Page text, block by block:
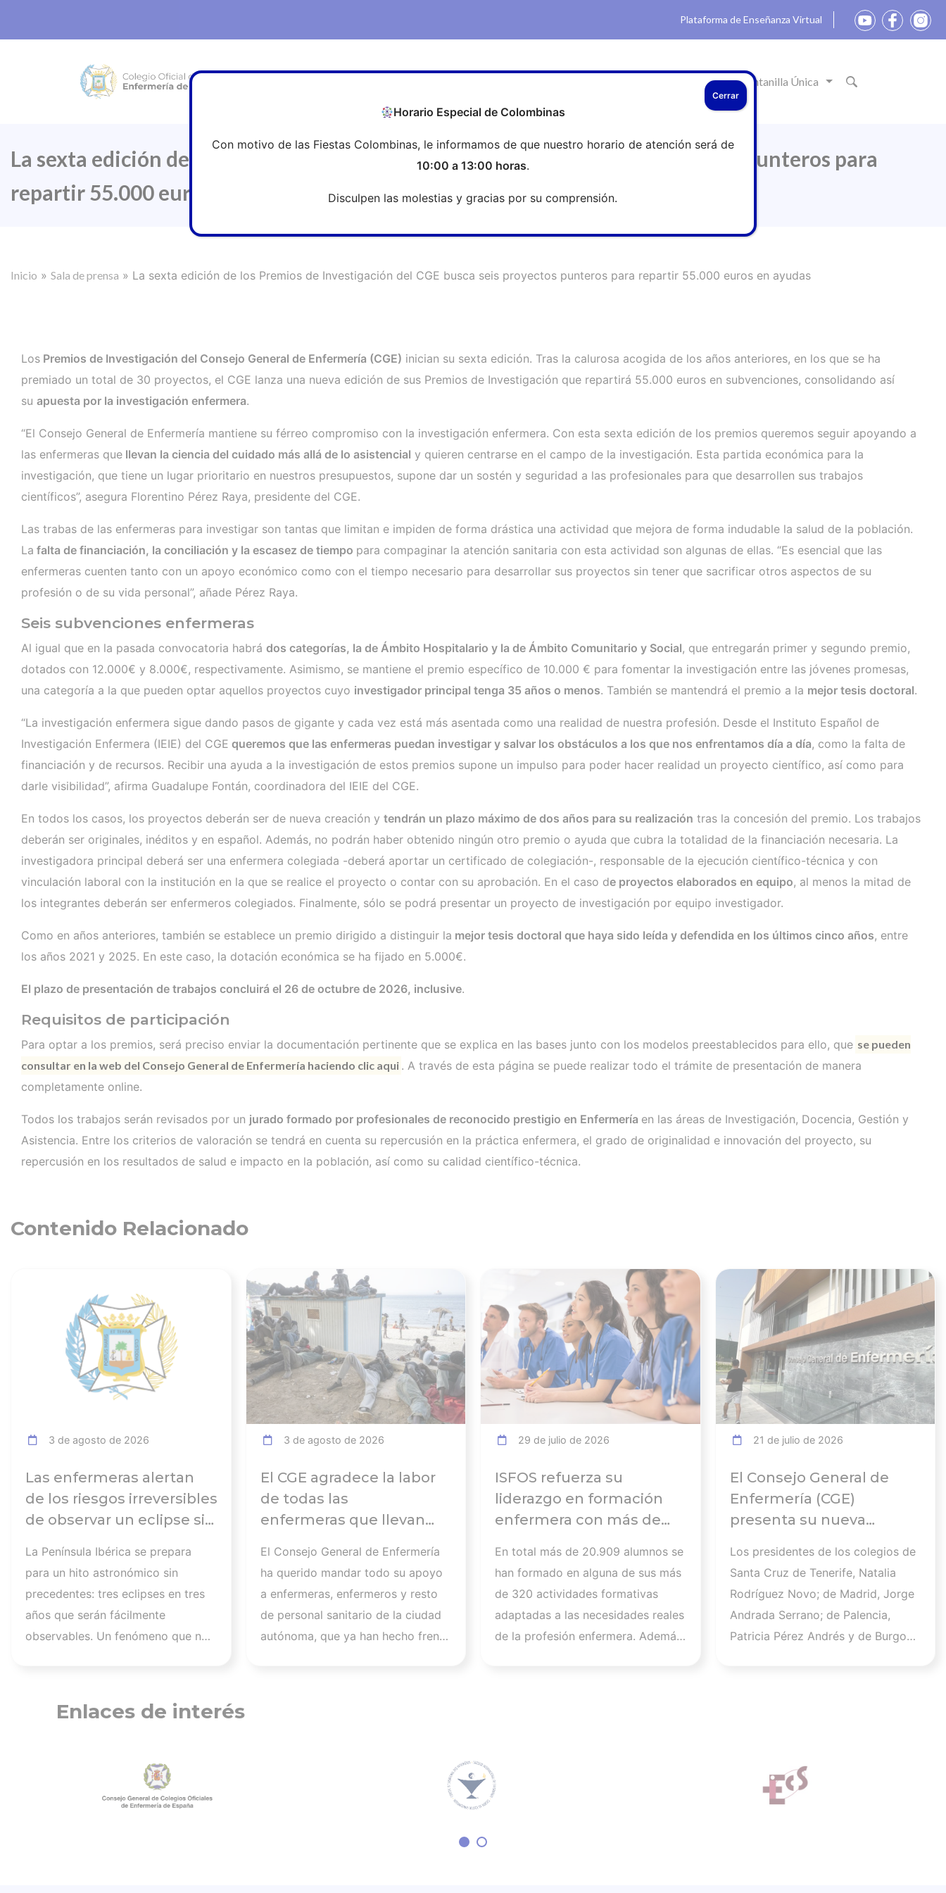
Plataforma de Enseñanza Virtual
Actualidad Ventanilla Única
La sexta edición de los Premios de Investigación del CGE busca seis proyectos punteros para
repartir 55.000 euros en ayudas
Inicio » Sala de prensa » La sexta edición de los Premios de Investigación del CGE busca seis proyectos punteros para repartir 55.000 euros en ayudas
Los Premios de Investigación del Consejo General de Enfermería (CGE) inician su sexta edición. Tras la calurosa acogida de los años anteriores, en los que se ha
premiado un total de 30 proyectos, el CGE lanza una nueva edición de sus Premios de Investigación que repartirá 55.000 euros en subvenciones, consolidando así
su apuesta por la investigación enfermera.
“El Consejo General de Enfermería mantiene su férreo compromiso con la investigación enfermera. Con esta sexta edición de los premios queremos seguir apoyando a
las enfermeras que llevan la ciencia del cuidado más allá de lo asistencial y quieren centrarse en el campo de la investigación. Esta partida económica para la
investigación, que tiene un lugar prioritario en nuestros presupuestos, supone dar un sostén y seguridad a las profesionales para que desarrollen sus trabajos
científicos”, asegura Florentino Pérez Raya, presidente del CGE.
Las trabas de las enfermeras para investigar son tantas que limitan e impiden de forma drástica una actividad que mejora de forma indudable la salud de la población.
La falta de financiación, la conciliación y la escasez de tiempo para compaginar la atención sanitaria con esta actividad son algunas de ellas. “Es esencial que las
enfermeras cuenten tanto con un apoyo económico como con el tiempo necesario para desarrollar sus proyectos sin tener que sacrificar otros aspectos de su
profesión o de su vida personal”, añade Pérez Raya.
Seis subvenciones enfermeras
Al igual que en la pasada convocatoria habrá dos categorías, la de Ámbito Hospitalario y la de Ámbito Comunitario y Social, que entregarán primer y segundo premio,
dotados con 12.000€ y 8.000€, respectivamente. Asimismo, se mantiene el premio específico de 10.000 € para fomentar la investigación entre las jóvenes promesas,
una categoría a la que pueden optar aquellos proyectos cuyo investigador principal tenga 35 años o menos. También se mantendrá el premio a la mejor tesis doctoral.
“La investigación enfermera sigue dando pasos de gigante y cada vez está más asentada como una realidad de nuestra profesión. Desde el Instituto Español de
Investigación Enfermera (IEIE) del CGE queremos que las enfermeras puedan investigar y salvar los obstáculos a los que nos enfrentamos día a día, como la falta de
financiación y de recursos. Recibir una ayuda a la investigación de estos premios supone un impulso para poder hacer realidad un proyecto científico, así como para
darle visibilidad”, afirma Guadalupe Fontán, coordinadora del IEIE del CGE.
En todos los casos, los proyectos deberán ser de nueva creación y tendrán un plazo máximo de dos años para su realización tras la concesión del premio. Los trabajos
deberán ser originales, inéditos y en español. Además, no podrán haber obtenido ningún otro premio o ayuda que cubra la totalidad de la financiación necesaria. La
investigadora principal deberá ser una enfermera colegiada -deberá aportar un certificado de colegiación-, responsable de la ejecución científico-técnica y con
vinculación laboral con la institución en la que se realice el proyecto o contar con su aprobación. En el caso de proyectos elaborados en equipo, al menos la mitad de
los integrantes deberán ser enfermeros colegiados. Finalmente, sólo se podrá presentar un proyecto de investigación por equipo investigador.
Como en años anteriores, también se establece un premio dirigido a distinguir la mejor tesis doctoral que haya sido leída y defendida en los últimos cinco años, entre
los años 2021 y 2025. En este caso, la dotación económica se ha fijado en 5.000€.
El plazo de presentación de trabajos concluirá el 26 de octubre de 2026, inclusive.
Requisitos de participación
Para optar a los premios, será preciso enviar la documentación pertinente que se explica en las bases junto con los modelos preestablecidos para ello, que se pueden
consultar en la web del Consejo General de Enfermería haciendo clic aqui . A través de esta página se puede realizar todo el trámite de presentación de manera
completamente online.
Todos los trabajos serán revisados por un jurado formado por profesionales de reconocido prestigio en Enfermería en las áreas de Investigación, Docencia, Gestión y
Asistencia. Entre los criterios de valoración se tendrá en cuenta su repercusión en la práctica enfermera, el grado de originalidad e innovación del proyecto, su
repercusión en los resultados de salud e impacto en la población, así como su calidad científico-técnica.
Contenido Relacionado
3 de agosto de 2026
Las enfermeras alertan
de los riesgos irreversibles
de observar un eclipse sin
recomendaciones: la
retinopatía solar es el
mayor de los peligros
La Península Ibérica se prepara
para un hito astronómico sin
precedentes: tres eclipses en tres
años que serán fácilmente
observables. Un fenómeno que no
de fascinante, presenta altos
riesgos de seguridad visual y la
insuperable y una lesión
irreversible. El mayor de los
peligros al asistir a un eclipse es la
3 de agosto de 2026
El CGE agradece la labor
de todas las
enfermeras que llevan
atender a
los afectados de la crisis
migratoria de Ceuta y
recuerda la importancia
de cuidar a los
El Consejo General de Enfermería
ha querido mandar todo su apoyo
a enfermeras, enfermeros y resto
de personal sanitario de la ciudad
autónoma, que ya han hecho frente
29 de julio de 2026
ISFOS refuerza su
liderazgo en formación
enfermera con más de
curso 2025-2026
En total más de 20.909 alumnos se
han formado en alguna de sus más
de 320 actividades formativas
adaptadas a las necesidades reales
de la profesión enfermera. Además,
formativa. “La evolución de ISFOS
Ver noticia
21 de julio de 2026
El Consejo General de
Enfermería (CGE)
presenta su nueva
Pleno que lucharán por el
desarrollo de la profesión
en los próximos años
Los presidentes de los colegios de
Santa Cruz de Tenerife, Natalia
Rodríguez Novo; de Madrid, Jorge
Andrada Serrano; de Palencia,
Patricia Pérez Andrés y de Burgos,
parte, Sara Herrero Jaén, vocal el
Colegio de Enfermería de Madrid,
será la nueva secretaria general del
Ver noticia
Enlaces de interés
Horario Especial de Colombinas
Con motivo de las Fiestas Colombinas, le informamos de que nuestro horario de atención será de
10:00 a 13:00 horas.
Disculpen las molestias y gracias por su comprensión.
Cerrar